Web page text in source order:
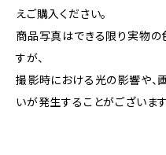
えご購入ください。
商品写真はできる限り実物の
すが、
撮影時における光の影響や、
いが発生することがございます